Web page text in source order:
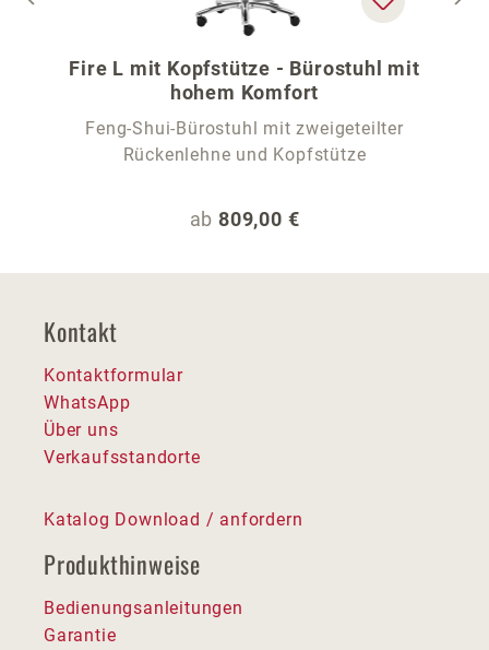
Fire L mit Kopfstütze - Bürostuhl mit
hohem Komfort
Feng-Shui-Bürostuhl mit zweigeteilter
Rückenlehne und Kopfstütze
Regulärer Preis:
ab 809,00 €
Kontakt
Kontaktformular
WhatsApp
Über uns
Verkaufsstandorte
Katalog Download / anfordern
Produkthinweise
Bedienungsanleitungen
Garantie